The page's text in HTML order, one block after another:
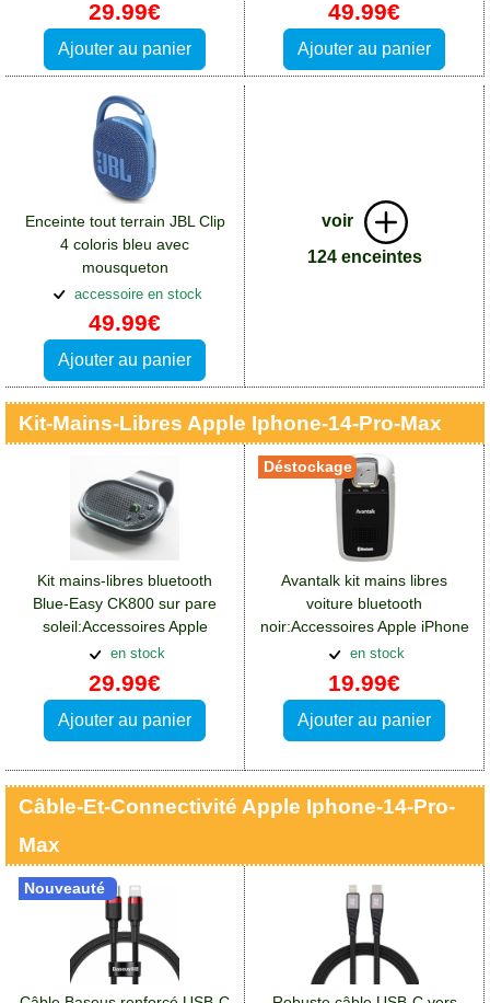
29.99€
Ajouter au panier
49.99€
Ajouter au panier
Enceinte tout terrain JBL Clip
4 coloris bleu avec
mousqueton
métallique:Accessoires Apple
iPhone 14 Pro Max
accessoire en stock
49.99€
Ajouter au panier
voir
124 enceintes
Kit-Mains-Libres Apple Iphone-14-Pro-Max
Kit mains-libres bluetooth
Blue-Easy CK800 sur pare
soleil:Accessoires Apple
iPhone 14 Pro Max
en stock
29.99€
Ajouter au panier
Avantalk kit mains libres
voiture bluetooth
noir:Accessoires Apple iPhone
14 Pro Max
en stock
19.99€
Ajouter au panier
Déstockage
Câble-Et-Connectivité Apple Iphone-14-Pro-
Max
Nouveauté